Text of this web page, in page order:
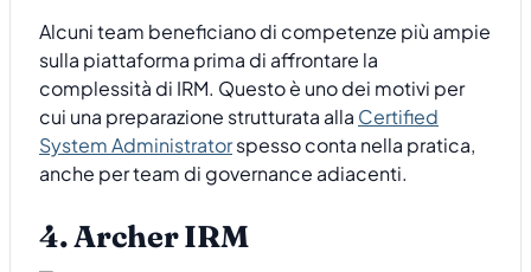
Alcuni team beneficiano di competenze più ampie
sulla piattaforma prima di affrontare la
complessità di IRM. Questo è uno dei motivi per
cui una preparazione strutturata alla Certified
System Administratorspesso conta nella pratica,
anche per team di governance adiacenti.
4. Archer IRM